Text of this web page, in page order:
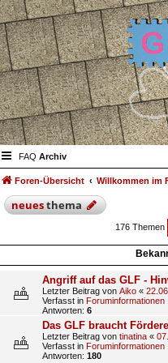
FAQ Archiv
Foren-Übersicht Willkommen im
neuesthema
176 Themen
Angriff auf das GLF -
Letzter Beitrag von Aiko «
Verfasst in Foruminformationen
Antworten: 6
Das GLF braucht
Letzter Beitrag von tinatina «
Verfasst in Foruminformationen
Antworten: 180